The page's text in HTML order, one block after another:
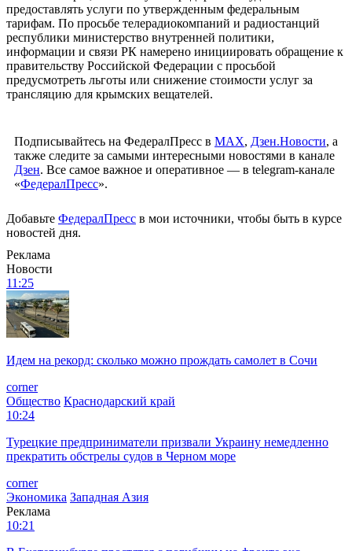
предоставлять услуги по утвержденным федеральным
тарифам. По просьбе телерадиокомпаний и радиостанций
республики министерство внутренней политики,
информации и связи РК намерено инициировать обращение к
правительству Российской Федерации с просьбой
предусмотреть льготы или снижение стоимости услуг за
трансляцию для крымских вещателей.
Подписывайтесь на ФедералПресс в МАХ, Дзен.Новости, а
также следите за самыми интересными новостями в канале
Дзен. Все самое важное и оперативное — в telegram-канале
«ФедералПресс».
Добавьте ФедералПресс в мои источники, чтобы быть в курсе
новостей дня.
Реклама
Новости
11:25
Идем на рекорд: сколько можно прождать самолет в Сочи
corner
Общество Краснодарский край
10:24
Турецкие предприниматели призвали Украину немедленно
прекратить обстрелы судов в Черном море
corner
Экономика Западная Азия
Реклама
10:21